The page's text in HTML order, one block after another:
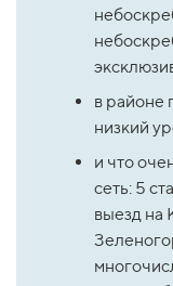
в районе
низкий
и что
сеть: 5
выезд на